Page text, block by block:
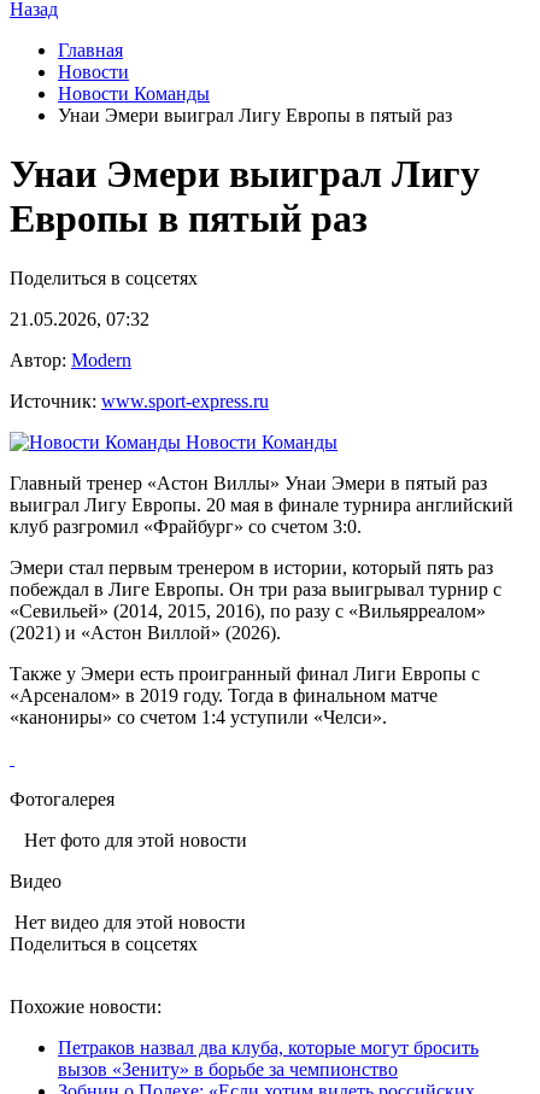
Назад
Главная
Новости
Новости Команды
Унаи Эмери выиграл Лигу Европы в пятый раз
Унаи Эмери выиграл Лигу
Европы в пятый раз
Поделиться в соцсетях
21.05.2026, 07:32
Автор: Modern
Источник: www.sport-express.ru
Новости Команды
Главный тренер «Астон Виллы» Унаи Эмери в пятый раз
выиграл Лигу Европы. 20 мая в финале турнира английский
клуб разгромил «Фрайбург» со счетом 3:0.
Эмери стал первым тренером в истории, который пять раз
побеждал в Лиге Европы. Он три раза выигрывал турнир с
«Севильей» (2014, 2015, 2016), по разу с «Вильярреалом»
(2021) и «Астон Виллой» (2026).
Также у Эмери есть проигранный финал Лиги Европы с
«Арсеналом» в 2019 году. Тогда в финальном матче
«канониры» со счетом 1:4 уступили «Челси».
Фотогалерея
Нет фото для этой новости
Видео
Нет видео для этой новости
Поделиться в соцсетях
Похожие новости:
Петраков назвал два клуба, которые могут бросить
вызов «Зениту» в борьбе за чемпионство